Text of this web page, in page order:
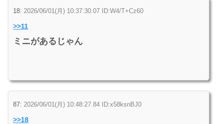
18: 2026/06/01(月) 10:37:30.07 ID:W4/T+Cz60
>>11
ミニがあるじゃん
87: 2026/06/01(月) 10:48:27.84 ID:x58ksnBJ0
>>18